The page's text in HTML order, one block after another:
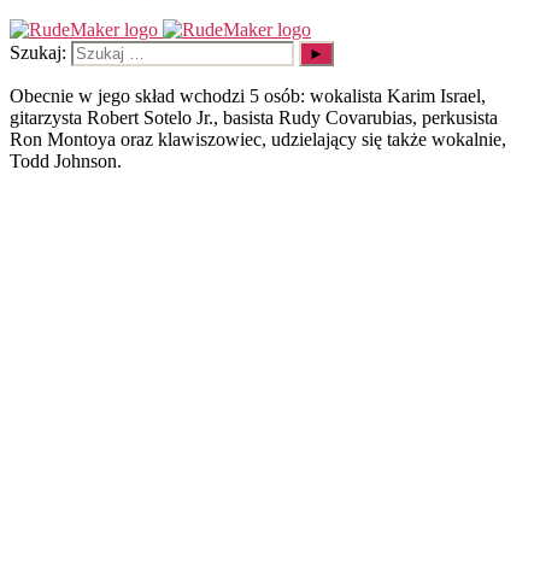
Szukaj:
Obecnie w jego skład wchodzi 5 osób: wokalista Karim Israel,
gitarzysta Robert Sotelo Jr., basista Rudy Covarubias, perkusista
Ron Montoya oraz klawiszowiec, udzielający się także wokalnie,
Todd Johnson.